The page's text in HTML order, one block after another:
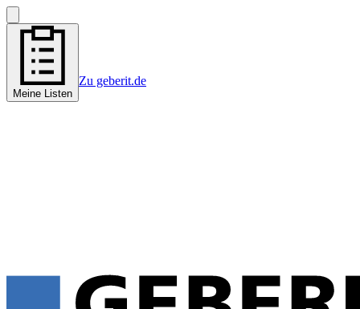
Meine Listen
Zu geberit.de